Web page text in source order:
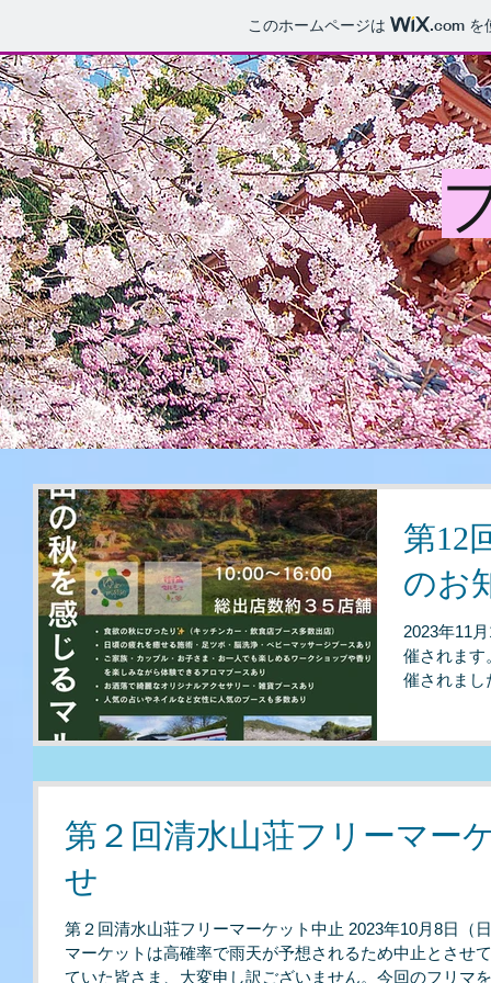
このホームページは .comを
清
HOME 案内 食
第12
のお
2023年11
催されます
催されまし
第２回清水山荘フリーマー
せ
第２回清水山荘フリーマーケット中止 2023年10月8日（
マーケットは高確率で雨天が予想されるため中止とさせ
ていた皆さま、大変申し訳ございません。今回のフリマ